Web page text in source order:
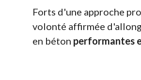
Forts d'une approche
volonté affirmée
en béton performantes